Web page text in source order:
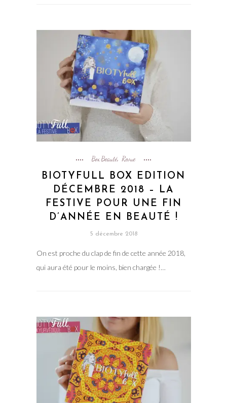
Box Beauté, Revue
BIOTYFULL BOX EDITION
DÉCEMBRE 2018 – LA
FESTIVE POUR UNE FIN
D’ANNÉE EN BEAUTÉ !
5 décembre 2018
On est proche du clap de fin de cette année 2018,
qui aura été pour le moins, bien chargée !…